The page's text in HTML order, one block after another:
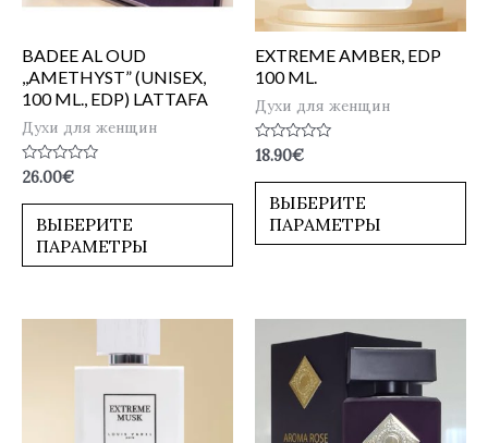
BADEE AL OUD
,,AMETHYST” (UNISEX,
100 ML., EDP) LATTAFA
Духи для женщин
Оценка
0
из
26.00€
ВЫБЕРИТЕ
ПАРАМЕТРЫ
EXTREME AMBER, EDP
100 ML.
Духи для женщин
Оценка
0
из
18.90€
ВЫБЕРИТЕ
ПАРАМЕТРЫ